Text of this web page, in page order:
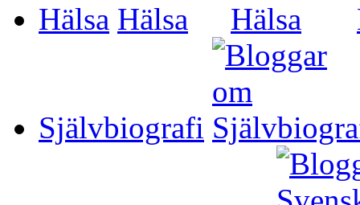
Hälsa
Självbiografi